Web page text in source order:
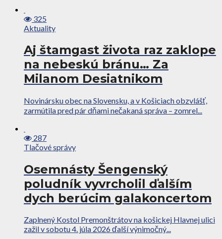
325
Aktuality
Aj štamgast života raz zaklope
na nebeskú bránu… Za
Milanom Desiatnikom
Novinársku obec na Slovensku, a v Košiciach obzvlášť,
zarmútila pred pár dňami nečakaná správa – zomrel...
287
Tlačové správy
Osemnásty Šengenský
poludník vyvrcholil ďalším
dych berúcim galakoncertom
Zaplnený Kostol Premonštrátov na košickej Hlavnej ulici
zažil v sobotu 4. júla 2026 ďalší výnimočný...